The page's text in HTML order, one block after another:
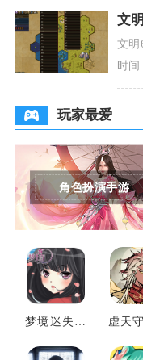
文
文明
支
为
时间
玩家最爱
角色扮演手游
梦境迷失之
虚天